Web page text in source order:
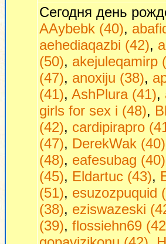
Сегодня день
AAybebk (40),
aehediaqazbi (42),
(50), akejuleqamirp
(47), anoxiju (38),
(41), AshPlura (41),
girls fоr seх i (48),
(42), cardipirapro
(47), DerekWak (40)
(48), eafesubag (40)
(45), Eldartuc (43),
(51), esuzozpuquid
(38), eziswazeski
(39), flossiehn69